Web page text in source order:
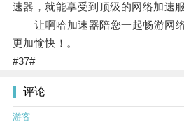
速器，就能享受到顶级的网络加速服
让啊哈加速器陪您一起畅游网
更加愉快！。
#37#
评论
游客